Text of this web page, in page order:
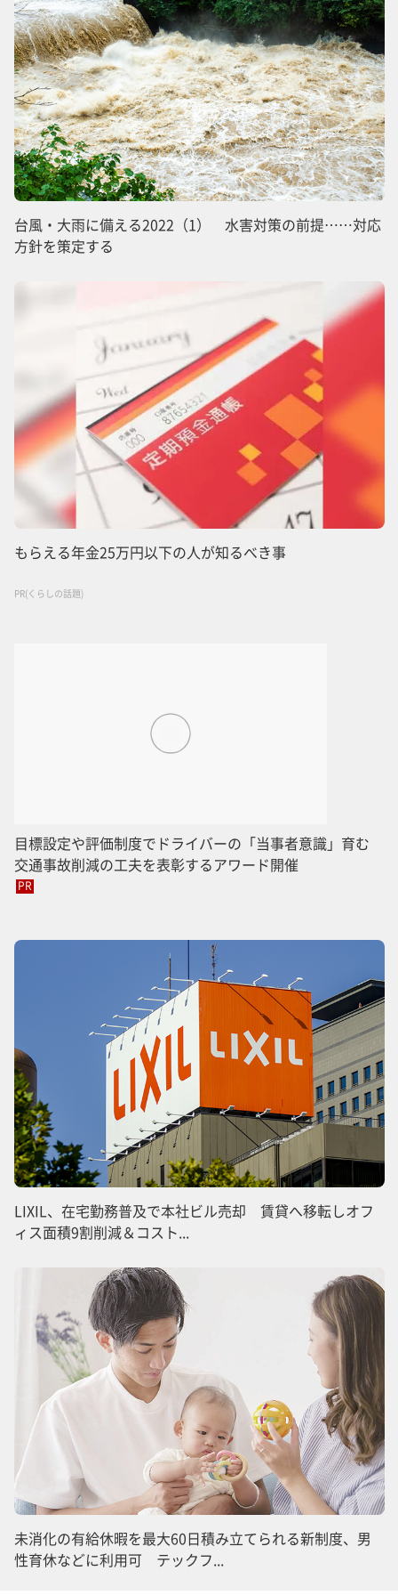
台風・大雨に備える2022（1） 水害対策の前提……対応
方針を策定する
もらえる年金25万円以下の人が知るべき事
PR(くらしの話題)
目標設定や評価制度でドライバーの「当事者意識」育む
交通事故削減の工夫を表彰するアワード開催
PR
LIXIL、在宅勤務普及で本社ビル売却 賃貸へ移転しオフ
ィス面積9割削減＆コスト...
未消化の有給休暇を最大60日積み立てられる新制度、男
性育休などに利用可 テックフ...